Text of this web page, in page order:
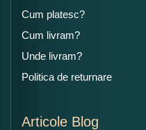
Ce nota acordati
Cum platesc?
Cum livram?
Unde livram?
Politica de returnare
Articole Blog